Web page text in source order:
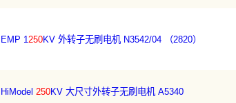
EMP 1250KV 外转子无刷电机 N3542/04 （2820）
HiModel 250KV 大尺寸外转子无刷电机 A5340